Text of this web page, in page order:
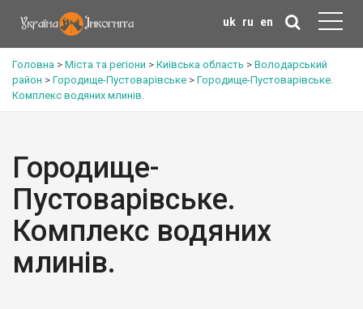
uk ru en
Головна > Міста та регіони > Київська область > Володарський
район > Городище-Пустоварівське > Городище-Пустоварівське.
Комплекс водяних млинів.
Городище-
Пустоварівське.
Комплекс водяних
млинів.